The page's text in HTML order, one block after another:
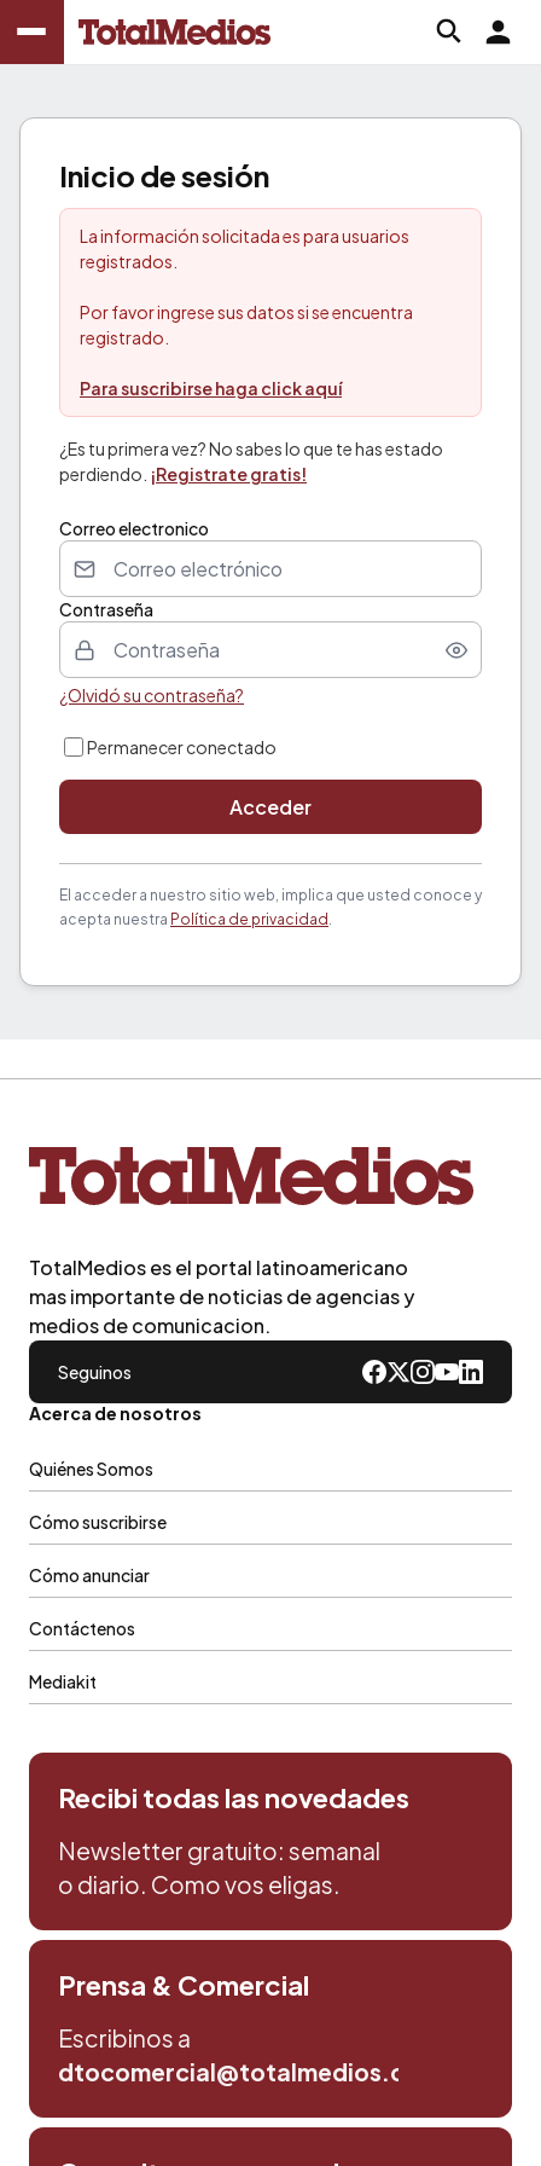
Inicio de sesión
La información solicitada es para usuarios
registrados.
Por favor ingrese sus datos si se encuentra
registrado.
Para suscribirse haga click aquí
¿Es tu primera vez? No sabes lo que te has estado
perdiendo. ¡Registrate gratis!
Correo electronico
Contraseña
¿Olvidó su contraseña?
Permanecer conectado
Acceder
El acceder a nuestro sitio web, implica que usted conoce y
acepta nuestra Política de privacidad .
TotalMedios es el portal latinoamericano
mas importante de noticias de agencias y
medios de comunicacion.
Seguinos
Acerca de nosotros
Quiénes Somos
Cómo suscribirse
Cómo anunciar
Contáctenos
Mediakit
Recibi todas las novedades
Newsletter gratuito: semanal
o diario. Como vos eligas.
Prensa & Comercial
Escribinos a
dtocomercial@totalmedios.com